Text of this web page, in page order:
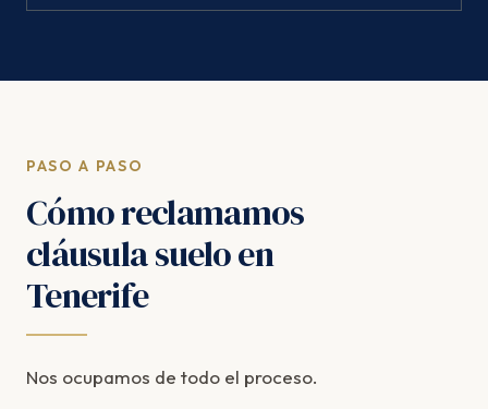
PASO A PASO
Cómo reclamamos
cláusula suelo en
Tenerife
Nos ocupamos de todo el proceso.